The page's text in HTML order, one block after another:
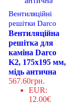
Вентиляційні
решітки Darco
Вентиляційна
решітка для
каміна Darco
K2, 175x195 мм,
мідь антична
567.60грн.
EUR:
12.00€